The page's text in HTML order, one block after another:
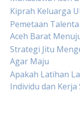
Kiprah Keluarga
Pemetaan
Aceh Barat
Strategi Jitu
Agar Maju
Apakah Latihan
Individu dan Kerja